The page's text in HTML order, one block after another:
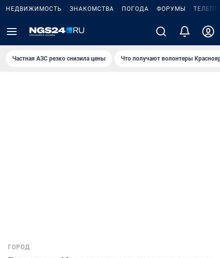
НЕДВИЖИМОСТЬ ЗНАКОМСТВА ПОГОДА ФОРУМЫ
Частная АЗС резко снизила цены Что получают волонтеры
ГОРОД